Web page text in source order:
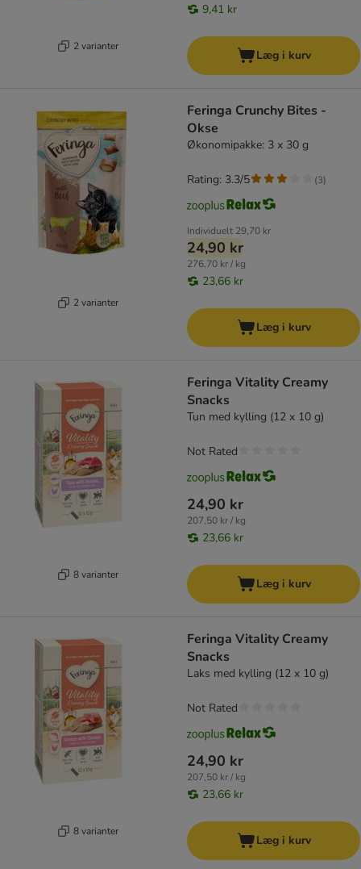
2 varianter
9,41 kr
Læg i kurv
2 varianter
Feringa Crunchy Bites -
Okse
Økonomipakke: 3 x 30 g
Individuelt 29,70 kr
24,90 kr
276,70 kr / kg
23,66 kr
Rating: 3.3/5 (3)
Læg i kurv
8 varianter
Feringa Vitality Creamy
Snacks
Tun med kylling (12 x 10 g)
24,90 kr
207,50 kr / kg
23,66 kr
Not Rated
Læg i kurv
8 varianter
Feringa Vitality Creamy
Snacks
Laks med kylling (12 x 10 g)
24,90 kr
207,50 kr / kg
23,66 kr
Not Rated
Læg i kurv